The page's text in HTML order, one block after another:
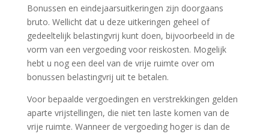
Bonussen en eindejaarsuitkeringen zijn doorgaans
bruto. Wellicht dat u deze uitkeringen geheel of
gedeeltelijk belastingvrij kunt doen, bijvoorbeeld in de
vorm van een vergoeding voor reiskosten. Mogelijk
hebt u nog een deel van de vrije ruimte over om
bonussen belastingvrij uit te betalen.
Voor bepaalde vergoedingen en verstrekkingen gelden
aparte vrijstellingen, die niet ten laste komen van de
vrije ruimte. Wanneer de vergoeding hoger is dan de